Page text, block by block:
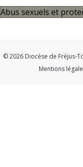
Abus sexuels et
© 2026 Diocèse de Fréjus-
Mentions